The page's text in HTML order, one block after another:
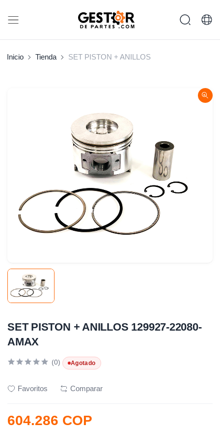
Inicio Tienda SET PISTON + ANILLOS
SET PISTON + ANILLOS 129927-22080-
AMAX
(0) Agotado
Favoritos Comparar
604.286 COP